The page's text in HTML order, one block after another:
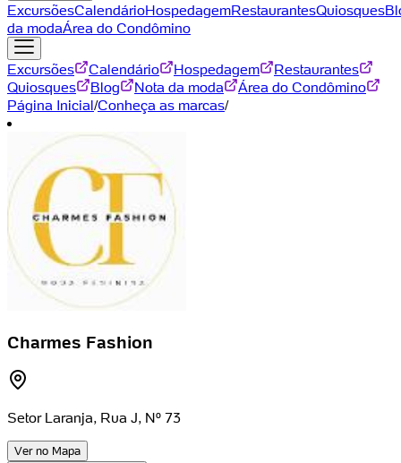
ExcursõesCalendárioHospedagemRestaurantesQuiosques
da modaÁrea do Condômino
Excursões Calendário Hospedagem
Restaurantes
Quiosques
Blog Nota da moda
Área do Condômino
Página Inicial/Conheça as marcas/
Charmes Fashion
Setor Laranja, Rua J, Nº 73
Ver no Mapa